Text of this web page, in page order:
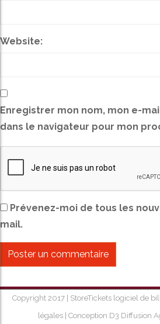
Website:
Enregistrer mon nom, mon e-
dans le navigateur pour mon
Prévenez-moi de tous les
mail.
Copyright 2017 | StoreTickets logiciel de
légales Conception D3 Diffusion